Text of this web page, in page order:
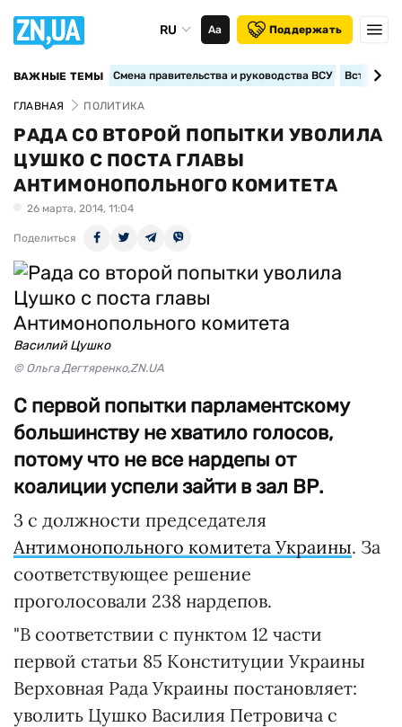
RU Аа Поддержать
ВАЖНЫЕ ТЕМЫ Смена правительства и руководства ВСУ
ГЛАВНАЯ ПОЛИТИКА
РАДА СО ВТОРОЙ ПОПЫТКИ УВОЛИЛА
ЦУШКО С ПОСТА ГЛАВЫ
АНТИМОНОПОЛЬНОГО КОМИТЕТА
26 марта, 2014, 11:04
Поделиться
Василий Цушко
© Ольга Дегтяренко,ZN.UA
С первой попытки парламентскому
большинству не хватило голосов,
потому что не все нардепы от
коалиции успели зайти в зал ВР.
3 с должности председателя
Антимонопольного комитета Украины. За
соответствующее решение
проголосовали 238 нардепов.
"В соответствии с пунктом 12 части
первой статьи 85 Конституции Украины
Верховная Рада Украины постановляет:
уволить Цушко Василия Петровича с